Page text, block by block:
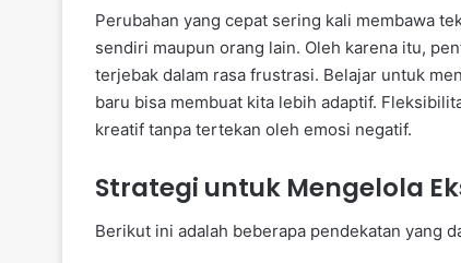
Perubahan yang cepat sering kali membawa
sendiri maupun orang lain. Oleh karena itu,
terjebak dalam rasa frustrasi. Belajar untuk
baru bisa membuat kita lebih adaptif.
kreatif tanpa tertekan oleh emosi negatif.
Strategi untuk Mengelola
Berikut ini adalah beberapa pendekatan yang